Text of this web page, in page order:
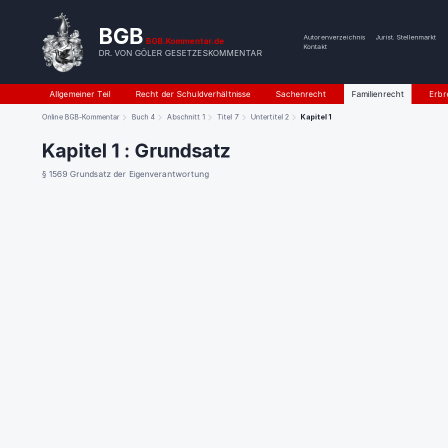
BGB BGB.Kommentar.de
DR. VON GÖLER GESETZESKOMMENTAR
Autorenverzeichnis
Jurist. Stellenmarkt
Kontakt
Allgemeiner Teil Recht der Schuldverhältnisse Sachenrecht Familienrecht
Online BGB-Kommentar Buch 4 Abschnitt 1 Titel 7 Untertitel 2 Kapitel 1
Kapitel 1 : Grundsatz
§ 1569 Grundsatz der Eigenverantwortung